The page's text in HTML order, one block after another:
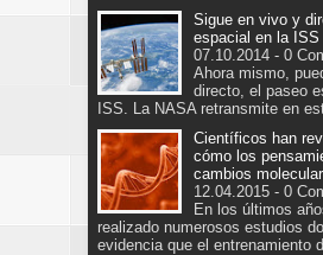
Sigue en vivo y
espacial en la ISS
07.10.2014 - 0
Ahora mismo,
directo, el paseo
ISS. La NASA retransmite en
Científicos han
cómo los
cambios
12.04.2015 - 0
En los últimos
realizado numerosos estudios
evidencia que el entrenamiento